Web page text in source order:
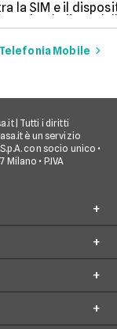
la SIM e il
l'uso
Mobile
| Tutti i diritti
è un servizio
con socio unico •
Milano • P.IVA